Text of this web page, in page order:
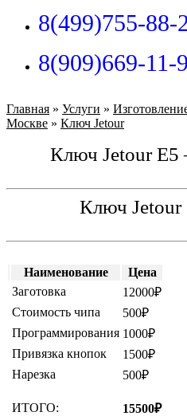
8(499)755-88-
8(909)669-11-
Главная » Услуги »
Москве » Ключ Jetour
Ключ Jetour
Ключ Jetour
Наименование
Цена
Заготовка
12000₽
Стоимость чипа
500₽
Программирования 1000₽
Привязка кнопок
1500₽
Нарезка
500₽
ИТОГО: 15500₽